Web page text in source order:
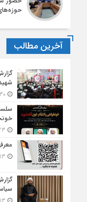
آخرین مطالب
30 تیر 1405 - 8:52